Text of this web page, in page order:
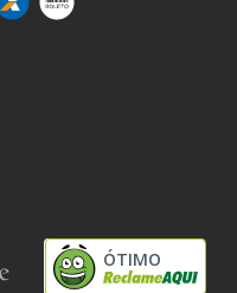
ÓTIMO